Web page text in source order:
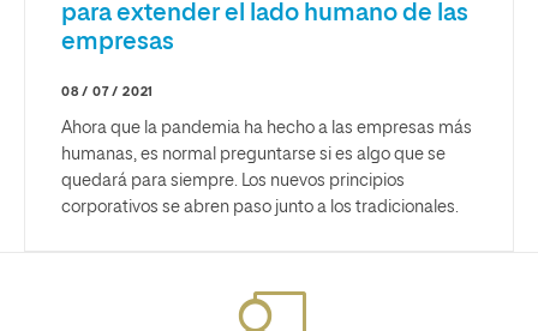
para extender el lado humano de las
empresas
08 / 07 / 2021
Ahora que la pandemia ha hecho a las empresas más
humanas, es normal preguntarse si es algo que se
quedará para siempre. Los nuevos principios
corporativos se abren paso junto a los tradicionales.